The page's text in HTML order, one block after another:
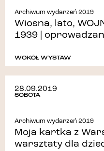
Archiwum wydarzeń 2019
Wiosna, lato,
1939 |
WOKÓŁ WYSTAW
28.09.2019
SOBOTA
Archiwum wydarzeń 2019
Moja kartka z
warsztaty dla